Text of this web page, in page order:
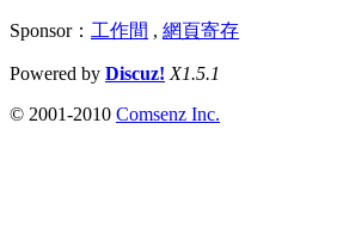
Sponsor： 工作間 , 網頁寄存
Powered by Discuz! X1.5.1
© 2001-2010 Comsenz Inc.